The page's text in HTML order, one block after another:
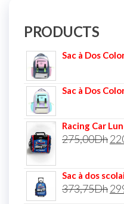
PRODUCTS
Sac à Dos
Sac à Dos
Racing Car
275,00Dh
Sac à dos
373,75Dh